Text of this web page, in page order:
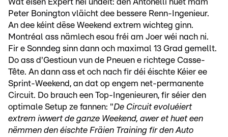
Wat eisen Expert hei undeit: den Antonelli huet mam
Peter Bonington vläicht dee bessere Renn-Ingenieur.
An dee kéint dëse Weekend extrem wichteg ginn.
Montréal ass nämlech esou fréi am Joer wéi nach ni.
Fir e Sonndeg sinn dann och maximal 13 Grad gemellt.
Do ass d'Gestioun vun de Pneuen e richtege Casse-
Tête. An dann ass et och nach fir déi éischte Kéier ee
Sprint-Weekend, an dat op engem net-permanente
Circuit. Do brauch een Top-Ingenieuren, fir séier den
optimale Setup ze fannen: "De Circuit evoluéiert
extrem iwwert de ganze Weekend, awer et huet een
nëmmen den éischte Fräien Training fir den Auto